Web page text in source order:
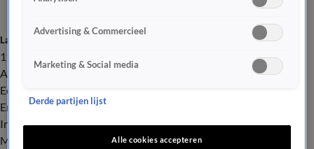
Laatste nieuws
112
Advies & Tips
Economie
Entertainment
Infrastructuur
Milieu en Gezondheid
Advertising & Commercieel
Marketing & Social media
Derde partijen lijst
Alle cookies accepteren